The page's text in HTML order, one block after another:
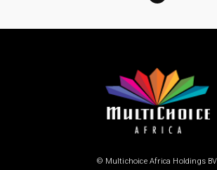
© Multichoice Africa Holdings BV